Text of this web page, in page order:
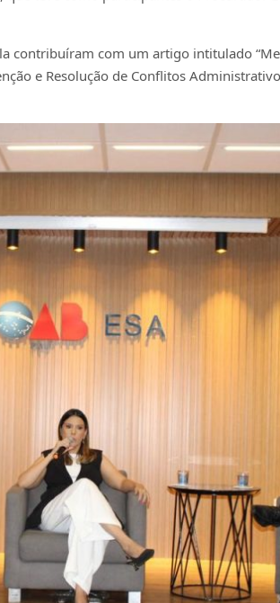
contribuíram com um artigo intitulado
e Resolução de Conflitos